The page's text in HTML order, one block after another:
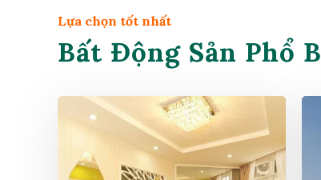
Lựa chọn tốt nhất
Bất Động Sản Phổ